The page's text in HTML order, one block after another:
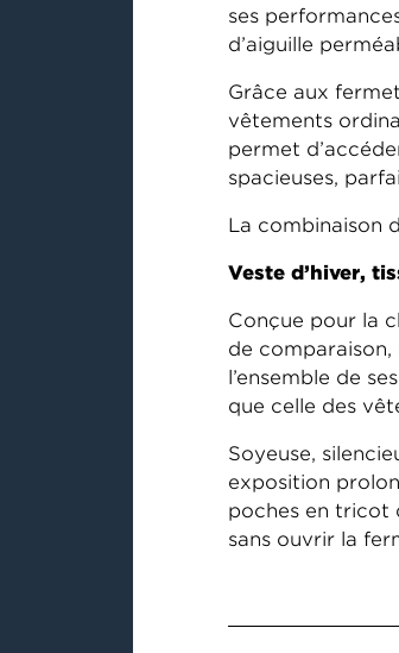
ses
d’aiguille
Grâce aux
vêtements
permet
spacieuses,
La combinaison
Veste d’hiver,
Conçue pour la
de comparaison,
l’ensemble de
que celle des
Soyeuse,
exposition
poches en tricot
sans ouvrir la